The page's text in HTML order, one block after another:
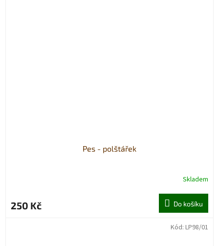
Pes - polštářek
Skladem
250 Kč Do košíku
Kód: LP98/01